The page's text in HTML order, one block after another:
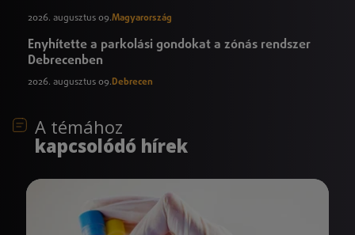
2026. augusztus 09.Magyarország
Enyhítette a parkolási gondokat a zónás rendszer
Debrecenben
2026. augusztus 09.Debrecen
A témához
kapcsolódó hírek